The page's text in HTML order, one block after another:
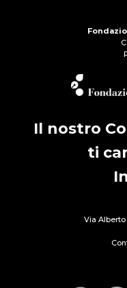
Il nostro
ti
Via Alberto